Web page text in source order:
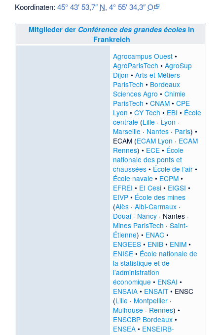
Koordinaten:45° 43′ 53,7″ N,4° 55′ 34,3″O
Mitglieder der Conférence des grandes écoles in
Frankreich
Agrocampus Ouest•
AgroParisTech • AgroSup
Dijon • Arts et Métiers
ParisTech • Bordeaux
Sciences Agro • Chimie
ParisTech • CNAM• CPE
Lyon • CY Tech • EBI • École
centrale (Lille · Lyon ·
Marseille · Nantes· Paris) •
ECAM (ECAM Lyon · ECAM
Rennes) • ECE• École
nationale des ponts et
chaussées• École de l’air•
École navale • ECPM•
EFREI • EI Cesi• EIGSI •
EIVP• École des mines
(Alès· Albi-Carmaux·
Douai· Nancy· Nantes·
Mines ParisTech · Saint-
Étienne) • ENAC•
ENGEES• ENIB• ENIM•
ENISE• École nationale de
la statistique et de
l’administration
économique • ENSAI •
ENSAIA• ENSAIT• ENSC
(Lille · Montpellier·
Mulhouse · Rennes) •
ENSCBP Bordeaux•
ENSEA• ENSEIRB-